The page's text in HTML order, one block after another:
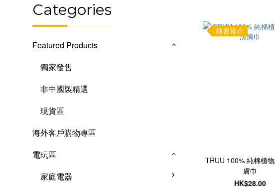
Categories
Featured Products
獨家發售
非中國製精選
現貨區
海外客戶購物專區
電玩區
家庭電器
熱賣推介
TRUU 100% 純棉植
膚巾
HK$28.00